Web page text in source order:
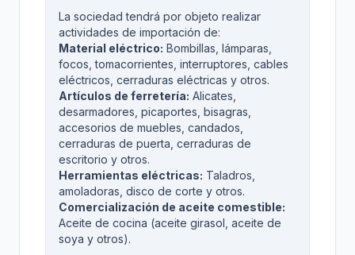
La sociedad tendrá por objeto realizar
actividades de importación de:
Material eléctrico: Bombillas, lámparas,
focos, tomacorrientes, interruptores, cables
eléctricos, cerraduras eléctricas y otros.
Artículos de ferretería: Alicates,
desarmadores, picaportes, bisagras,
accesorios de muebles, candados,
cerraduras de puerta, cerraduras de
escritorio y otros.
Herramientas eléctricas: Taladros,
amoladoras, disco de corte y otros.
Comercialización de aceite comestible:
Aceite de cocina (aceite girasol, aceite de
soya y otros).